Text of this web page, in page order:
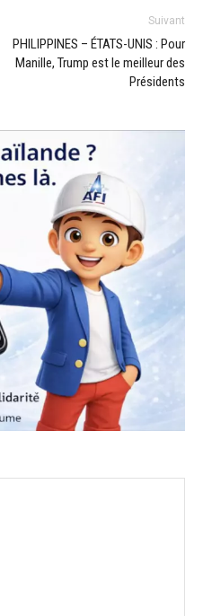
Suivant
PHILIPPINES – ÉTATS-UNIS : Pour
Manille, Trump est le meilleur des
Présidents